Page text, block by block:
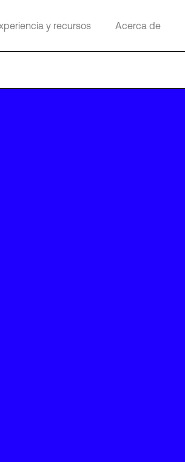
y recursos Acerca de